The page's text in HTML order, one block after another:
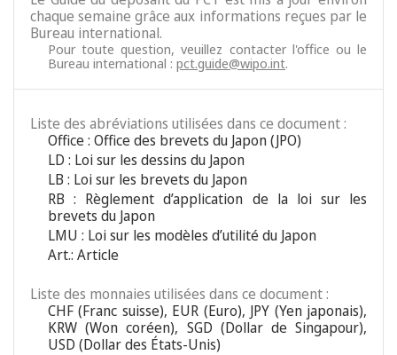
chaque semaine grâce aux informations reçues par le
Bureau international.
Pour toute question, veuillez contacter l'office ou le
Bureau international : pct.guide@wipo.int.
Liste des abréviations utilisées dans ce document :
Office : Office des brevets du Japon (JPO)
LD : Loi sur les dessins du Japon
LB : Loi sur les brevets du Japon
RB : Règlement d’application de la loi sur les
brevets du Japon
LMU : Loi sur les modèles d’utilité du Japon
Art.: Article
Liste des monnaies utilisées dans ce document :
CHF (Franc suisse), EUR (Euro), JPY (Yen japonais),
KRW (Won coréen), SGD (Dollar de Singapour),
USD (Dollar des États-Unis)